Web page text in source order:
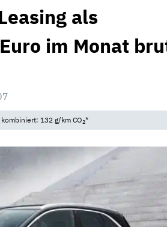
als
im Monat
132 g/km CO2*